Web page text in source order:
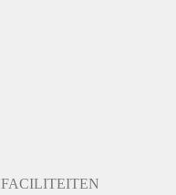
FACILITEITEN